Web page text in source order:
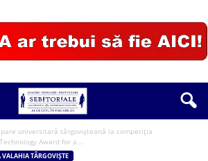
universitară târgovișteană la competiția
Award for a...
VALAHIA TÂRGOVIȘTE